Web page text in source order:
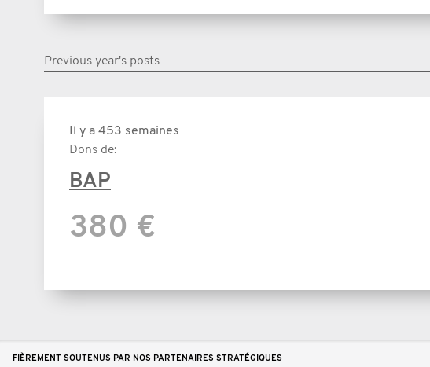
Previous year's posts
Il y a 453 semaines
Dons de:
BAP
380 €
FIÈREMENT SOUTENUS PAR NOS PARTENAIRES STRATÉGIQUES